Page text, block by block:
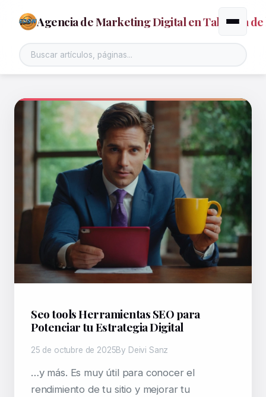
Agencia de Marketing Digital en Talavera de
Alternar
Seo tools Herramientas SEO para
Potenciar tu Estrategia Digital
25 de octubre de 2025By Deivi Sanz
…y más. Es muy útil para conocer el
rendimiento de tu sitio y mejorar tu